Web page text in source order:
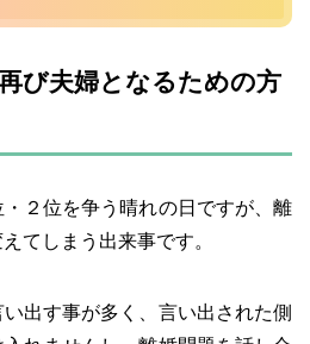
び夫婦となるための方
２位を争う晴れの日ですが、離
てしまう出来事です。
出す事が多く、言い出された側